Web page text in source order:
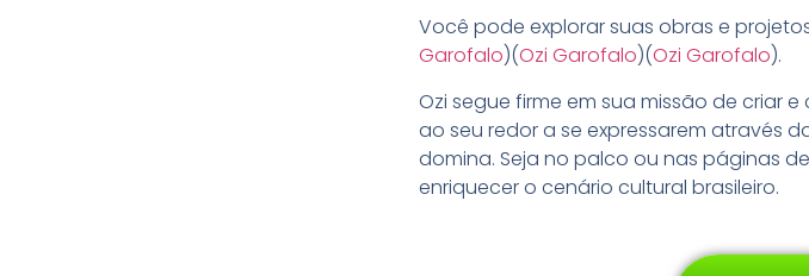
Você pode explorar suas obras e
Garofalo)(Ozi Garofalo)(Ozi Garofalo).
Ozi segue firme em sua missão de criar
ao seu redor a se expressarem através
domina. Seja no palco ou nas páginas
enriquecer o cenário cultural brasileiro.